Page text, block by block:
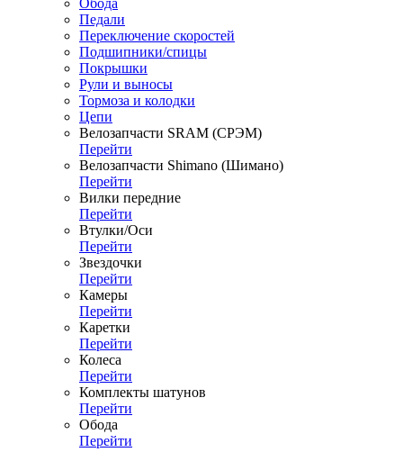
Обода
Педали
Переключение скоростей
Подшипники/спицы
Покрышки
Рули и выносы
Тормоза и колодки
Цепи
Велозапчасти SRAM (СРЭМ)
Перейти
Велозапчасти Shimano (Шимано)
Перейти
Вилки передние
Перейти
Втулки/Оси
Перейти
Звездочки
Перейти
Камеры
Перейти
Каретки
Перейти
Колеса
Перейти
Комплекты шатунов
Перейти
Обода
Перейти